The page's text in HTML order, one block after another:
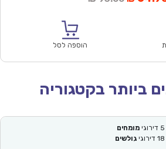
הוספה לסל
ביותר בקטגוריה
5 דירוגי מומחים
18 דירוגי גולשים